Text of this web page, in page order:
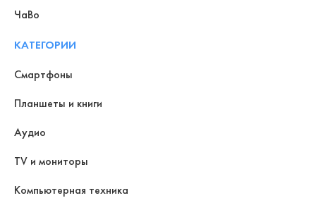
ЧаВо
КАТЕГОРИИ
Смартфоны
Планшеты и книги
Аудио
TV и мониторы
Компьютерная техника